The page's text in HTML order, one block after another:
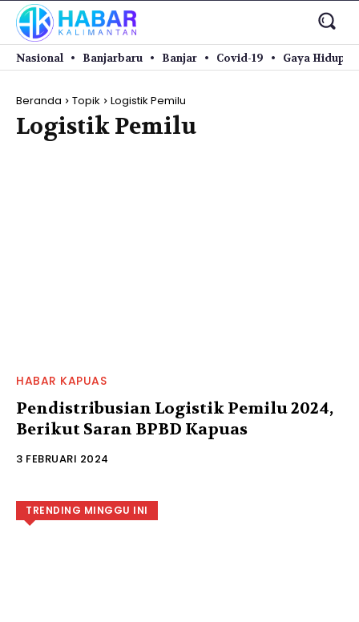
Nasional Banjarbaru Banjar Covid-19 Gaya Hidup
Beranda Topik Logistik Pemilu
Logistik Pemilu
HABAR KAPUAS
Pendistribusian Logistik Pemilu 2024,
Berikut Saran BPBD Kapuas
3 FEBRUARI 2024
TRENDING MINGGU INI